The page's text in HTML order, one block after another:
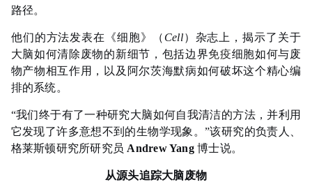
路径。
他们的方法发表在《细胞》（ Cell）杂志上，揭示了关于
大脑如何清除废物的新细节，包括边界免疫细胞如何与废
物产物相互作用，以及阿尔茨海默病如何破坏这个精心编
排的系统。
“我们终于有了一种研究大脑如何自我清洁的方法，并利用
它发现了许多意想不到的生物学现象。”该研究的负责人、
格莱斯顿研究所研究员 Andrew Yang博士说。
从源头追踪大脑废物